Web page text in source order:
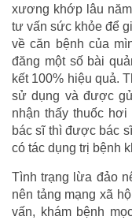
xương khớp lâu
tư vấn sức khỏe để
về căn bệnh của
đăng một số bài
kết 100% hiệu quả.
sử dụng và được
nhận thấy thuốc
bác sĩ thì được bác
có tác dụng trị bệnh
Tình trạng lừa đảo
nên tảng mạng xã
vấn, khám bệnh